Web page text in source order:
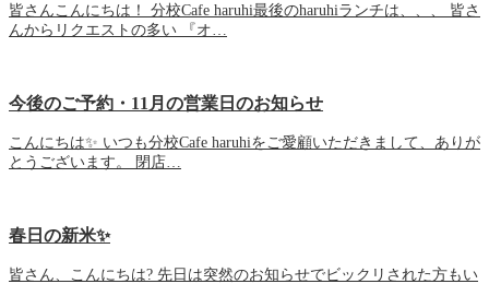
皆さんこんにちは！ 分校Cafe haruhi最後のharuhiランチは、、、 皆さ
んからリクエストの多い 『オ…
今後のご予約・11月の営業日のお知らせ
こんにちは✨ いつも分校Cafe haruhiをご愛顧いただきまして、ありが
とうございます。 閉店…
春日の新米✨
皆さん、こんにちは? 先日は突然のお知らせでビックリされた方もい